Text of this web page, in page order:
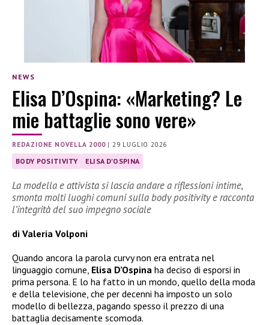
NEWS
Elisa D’Ospina: «Marketing? Le
mie battaglie sono vere»
REDAZIONE NOVELLA 2000|29 LUGLIO 2026
BODY POSITIVITY ELISA D'OSPINA
La modella e attivista si lascia andare a riflessioni intime,
smonta molti luoghi comuni sulla body positivity e racconta
l’integrità del suo impegno sociale
di Valeria Volponi
Quando ancora la parola curvy non era entrata nel
linguaggio comune, Elisa D’Ospina ha deciso di esporsi in
prima persona. E lo ha fatto in un mondo, quello della moda
e della televisione, che per decenni ha imposto un solo
modello di bellezza, pagando spesso il prezzo di una
battaglia decisamente scomoda.